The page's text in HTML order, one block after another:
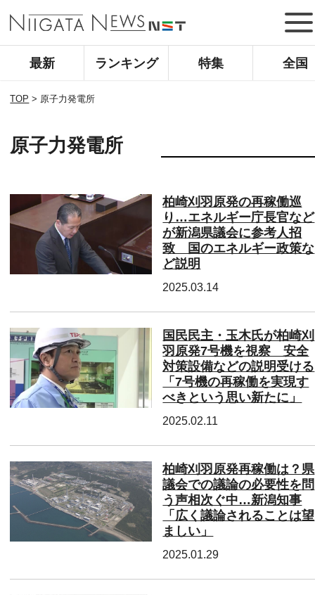
最新 ランキング 特集 全国
TOP > 原子力発電所
原子力発電所
柏崎刈羽原発の再稼働巡
り…エネルギー庁長官など
が新潟県議会に参考人招
致 国のエネルギー政策な
ど説明
2025.03.14
国民民主・玉木氏が柏崎刈
羽原発7号機を視察 安全
対策設備などの説明受ける
「7号機の再稼働を実現す
べきという思い新たに」
2025.02.11
柏崎刈羽原発再稼働は？県
議会での議論の必要性を問
う声相次ぐ中…新潟知事
「広く議論されることは望
ましい」
2025.01.29